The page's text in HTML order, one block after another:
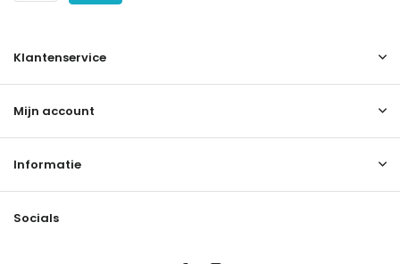
Klantenservice
Mijn account
Informatie
Socials